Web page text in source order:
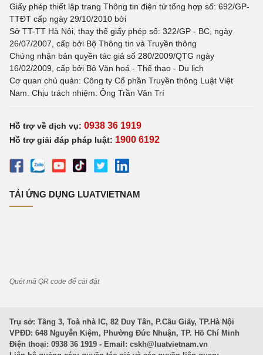
Giấy phép thiết lập trang Thông tin điện tử tổng hợp số: 692/GP-
TTĐT cấp ngày 29/10/2010 bởi
Sở TT-TT Hà Nội, thay thế giấy phép số: 322/GP - BC, ngày
26/07/2007, cấp bởi Bộ Thông tin và Truyền thông
Chứng nhận bản quyền tác giả số 280/2009/QTG ngày
16/02/2009, cấp bởi Bộ Văn hoá - Thể thao - Du lịch
Cơ quan chủ quản: Công ty Cổ phần Truyền thông Luật Việt
Nam. Chịu trách nhiệm: Ông Trần Văn Trí
Hỗ trợ về dịch vụ: 0938 36 1919
Hỗ trợ giải đáp pháp luật: 1900 6192
TẢI ỨNG DỤNG LUATVIETNAM
Quét mã QR code để cài đặt
Trụ sở: Tầng 3, Toà nhà IC, 82 Duy Tân, P.Cầu Giấy, TP.Hà Nội
VPĐD: 648 Nguyễn Kiệm, Phường Đức Nhuận, TP. Hồ Chí Minh
Điện thoại: 0938 36 1919 - Email: cskh@luatvietnam.vn